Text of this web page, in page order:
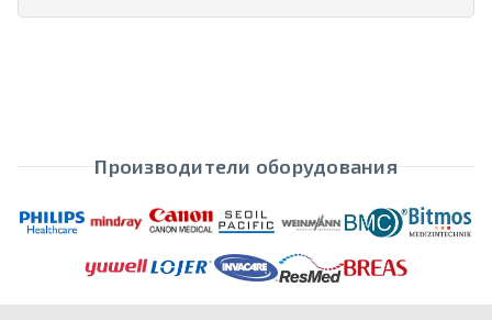
Производители оборудования